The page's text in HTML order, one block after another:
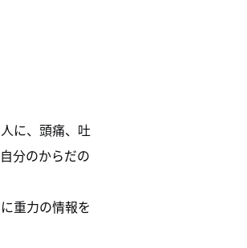
に、頭痛、吐
分のからだの
重力の情報を